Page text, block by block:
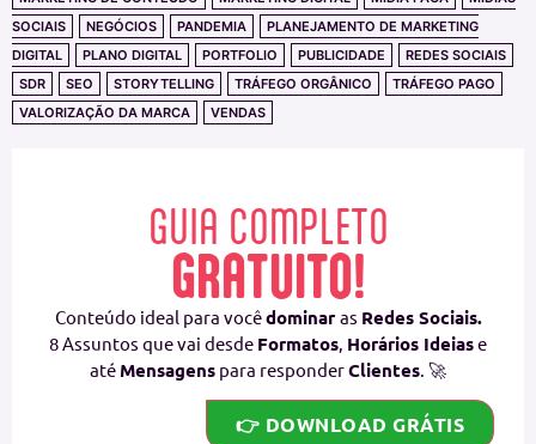
SOCIAIS
NEGÓCIOS PANDEMIA
PLANEJAMENTO DE MARKETING
DIGITAL
PLANO DIGITAL PORTFOLIO PUBLICIDADE
REDES SOCIAIS
SDR
SEO STORYTELLING TRÁFEGO ORGÂNICO
TRÁFEGO PAGO
VALORIZAÇÃO DA MARCA
VENDAS
GUIA COMPLETO
GRATUITO!
Conteúdo ideal para vocêdominar as Redes Sociais.
8 Assuntos que vai desde Formatos Horários Ideiase
até Mensagens para responderClientes . 🚀
👉 DOWNLOAD GRÁTIS